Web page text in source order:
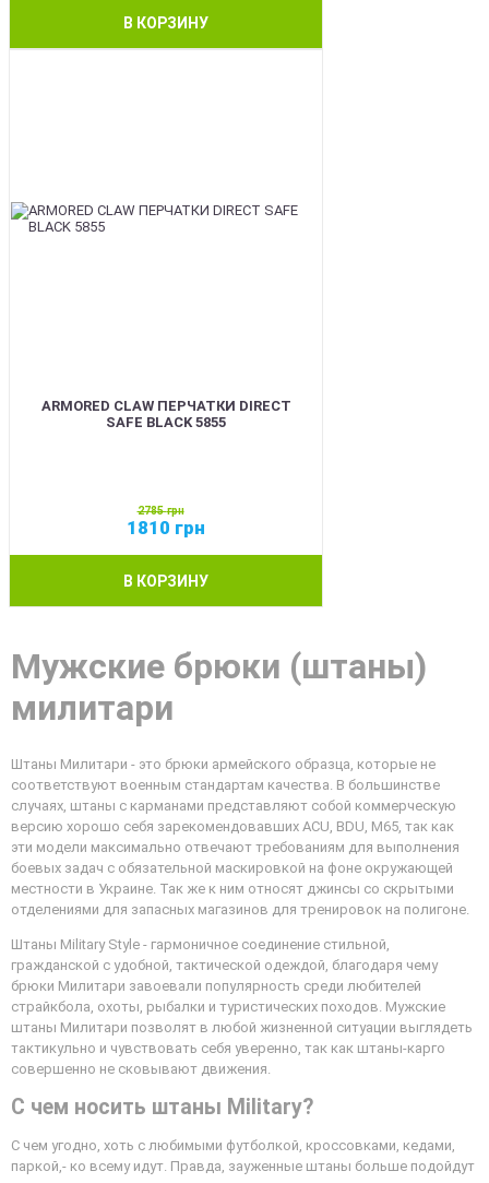
В КОРЗИНУ
ARMORED CLAW ПЕРЧАТКИ DIRECT
SAFE BLACK 5855
2785грн
1810 грн
В КОРЗИНУ
Мужские брюки (штаны)
милитари
Штаны Милитари - это брюки армейского образца, которые не
соответствуют военным стандартам качества. В большинстве
случаях, штаны с карманами представляют собой коммерческую
версию хорошо себя зарекомендовавших ACU, BDU, M65, так как
эти модели максимально отвечают требованиям для выполнения
боевых задач с обязательной маскировкой на фоне окружающей
местности в Украине. Так же к ним относят джинсы со скрытыми
отделениями для запасных магазинов для тренировок на полигоне.
Штаны Military Style - гармоничное соединение стильной,
гражданской с удобной, тактической одеждой, благодаря чему
брюки Милитари завоевали популярность среди любителей
страйкбола, охоты, рыбалки и туристических походов. Мужские
штаны Милитари позволят в любой жизненной ситуации выглядеть
тактикульно и чувствовать себя уверенно, так как штаны-карго
совершенно не сковывают движения.
С чем носить штаны Military?
С чем угодно, хоть с любимыми футболкой, кроссовками, кедами,
паркой,- ко всему идут. Правда, зауженные штаны больше подойдут